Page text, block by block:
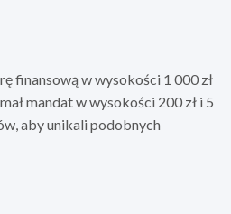
finansową w wysokości 1 000 zł
mandat w wysokości 200 zł i 5
aby unikali podobnych